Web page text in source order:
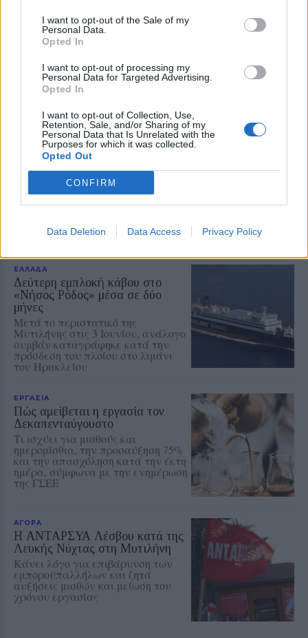
I want to opt-out of the Sale of my
Personal Data.
Opted In
I want to opt-out of processing my
Personal Data for Targeted Advertising.
Opted In
I want to opt-out of Collection, Use,
Retention, Sale, and/or Sharing of my
Personal Data that Is Unrelated with the
Purposes for which it was collected.
Opted Out
CONFIRM
Data Deletion Data Access Privacy Policy
αναζήτησης
ΣΤΗΝ ΙΔΙΑ ΚΑΤΗΓΟΡΙΑ
ΚΟΣΜΟΣ
Οριακή κάμψη του πληθωρισμού
στην Τουρκία
Συνεχίζεται η υποχώρηση της
Τουρκικής λίρας έναντι του Ευρώ
ΕΛΛΑΔΑ
Δεύτερη εμπλοκή κάβου στο
«Νήσος Ρόδος» μέσα σε δύο
μήνες
Μετά το περιστατικό της
Μυτιλήνης στις 3 Ιουνίου, ανάλογο
συμβάν καταγράφηκε κατά την
πρόσδεση του πλοίου στο λιμάνι
του Ηρακλείου
ΕΡΓΑΣΙΑ
Πώς αμείβεται η εργασία τον
Δεκαπενταύγουστο
Τι ισχύει για μισθούς και
ημερομίσθια, την προσαύξηση 75%
και την απασχόληση κατά την έκτη
ημέρα, σύμφωνα με την ενημέρωση
της ΓΣΕΕ
ΑΓΟΡΑ
Η ΑΝΤΑΡΣΥΑ Λέσβου κατά της
Λευκής Νύχτας στη Μυτιλήνη
Κάνει λόγο για επιβάρυνση των
εμποροϋπαλλήλων και ζητά
αυξήσεις μισθών και μείωση του
χρόνου εργασίας